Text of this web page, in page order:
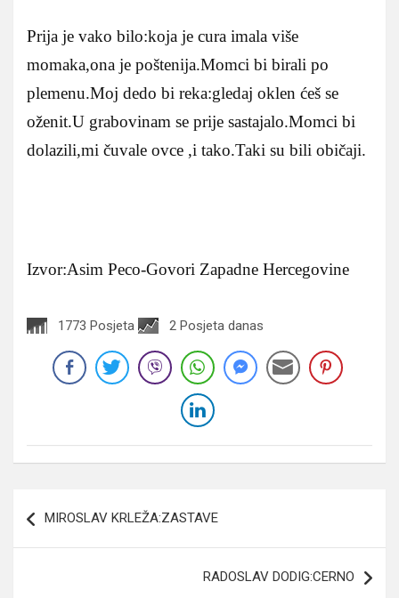
Prija je vako bilo:koja je cura imala više
momaka,ona je poštenija.Momci bi birali po
plemenu.Moj dedo bi reka:gledaj oklen ćeš se
oženit.U grabovinam se prije sastajalo.Momci bi
dolazili,mi čuvale ovce ,i tako.Taki su bili običaji.
Izvor:Asim Peco-Govori Zapadne Hercegovine
1773 Posjeta 2 Posjeta danas
članaka
MIROSLAV KRLEŽA:ZASTAVE
RADOSLAV DODIG:CERNO